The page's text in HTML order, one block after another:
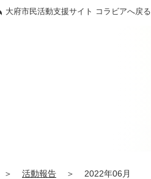
大府市民活動支援サイト コラビアへ戻る
＞ 活動報告 ＞ 2022年06月